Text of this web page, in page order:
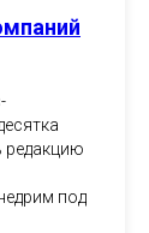
редакцию
под